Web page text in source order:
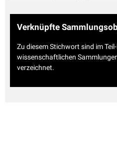
Verknüpfte
Zu diesem Stichwort sind im
wissenschaftlichen
verzeichnet.